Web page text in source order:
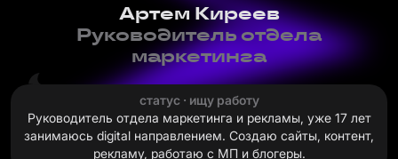
Артем Киреев
Руководитель отдела
маркетинга
статус · ищу работу
Руководитель отдела маркетинга и рекламы, уже 17 лет
занимаюсь digital направлением. Создаю сайты, контент,
рекламу, работаю с МП и блогеры.